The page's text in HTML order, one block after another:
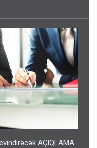
AÇIQLAMA